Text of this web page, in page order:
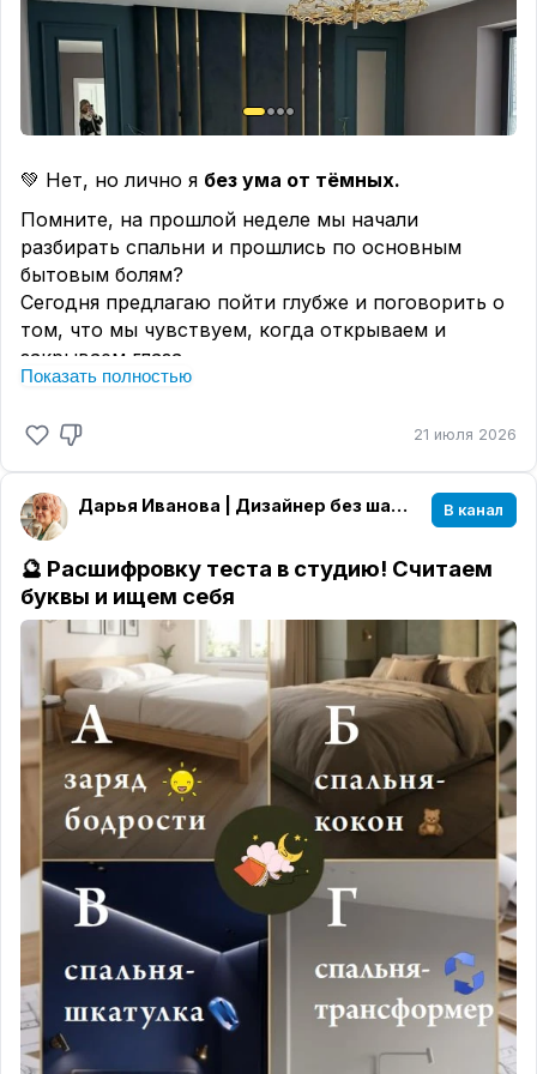
💚 Нет, но лично я без ума от тёмных.
Помните, на прошлой неделе мы начали
разбирать спальни и прошлись по основным
бытовым болям?
Сегодня предлагаю пойти глубже и поговорить о
том, что мы чувствуем, когда открываем и
закрываем глаза.
Интернет завален советами в духе:
будут давить.
Но давайте честно: бледный часто выглядит
просто скучно
🌲 Лично я обожаюработать с глубокой
палитрой- хвойными, изумрудными, сложными
бирюзовыми оттенками.
И дело тут не в мифической психологии.Научно
доказано: темные природные тона наш мозг
считывает как сигнал безопасности.
Вспомните
предков - в темном укрытии ты скрыт от чужих
глаз.
В такой спальне создается
эффект шкатулки.
Границы комнаты стираются, пространство
обволакивает, и вы засыпаете в разы быстрее.
Но значит ли это, что я крашу в тёмный вообще
всё? Конечно, нет.
Интерьер всегда создаётся
для конкретного
человека, а не для красивой картинки в
портфолио.
Показать полностью
21 июля 2026
Дарья Иванова | Дизайнер без шаблонов В канал
🔮 Расшифровку теста в студию! Считаем
буквы и ищем себя